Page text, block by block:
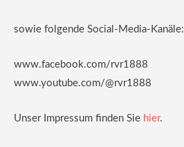
sowie folgende Social-Media-Kanäle:
www.facebook.com/rvr1888
www.youtube.com/@rvr1888
Unser Impressum finden Sie hier.